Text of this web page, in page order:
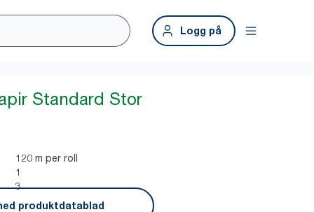
Logg på
Standard Stor
120 m per roll
1
3
produktdatablad